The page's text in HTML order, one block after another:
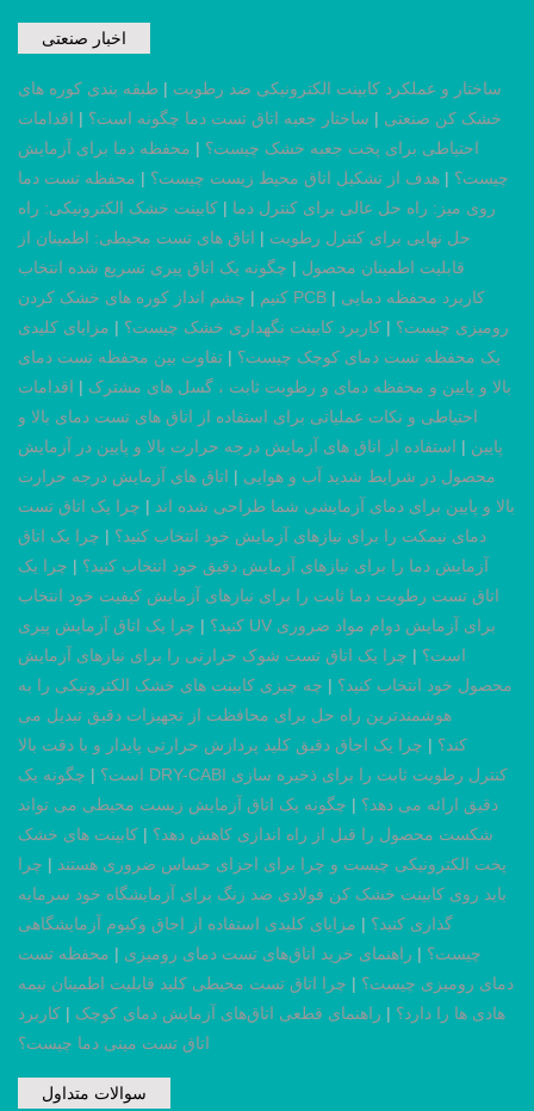
اخبار صنعتی
ساختار و عملکرد کابینت الکترونیکی ضد رطوبت | طبقه بندی کوره های
خشک کن صنعتی | ساختار جعبه اتاق تست دما چگونه است؟ | اقدامات
احتیاطی برای پخت جعبه خشک چیست؟ | محفظه دما برای آزمایش
چیست؟ | هدف از تشکیل اتاق محیط زیست چیست؟ | محفظه تست دما
روی میز: راه حل عالی برای کنترل دما | کابینت خشک الکترونیکی: راه
حل نهایی برای کنترل رطوبت | اتاق های تست محیطی: اطمینان از
قابلیت اطمینان محصول | چگونه یک اتاق پیری تسریع شده انتخاب
کنیم | چشم انداز کوره های خشک کردن PCB | کاربرد محفظه دمایی
رومیزی چیست؟ | کاربرد کابینت نگهداری خشک چیست؟ | مزایای کلیدی
یک محفظه تست دمای کوچک چیست؟ | تفاوت بین محفظه تست دمای
بالا و پایین و محفظه دمای و رطوبت ثابت ، گسل های مشترک | اقدامات
احتیاطی و نکات عملیاتی برای استفاده از اتاق های تست دمای بالا و
پایین | استفاده از اتاق های آزمایش درجه حرارت بالا و پایین در آزمایش
محصول در شرایط شدید آب و هوایی | اتاق های آزمایش درجه حرارت
بالا و پایین برای دمای آزمایشی شما طراحی شده اند | چرا یک اتاق تست
دمای نیمکت را برای نیازهای آزمایش خود انتخاب کنید؟ | چرا یک اتاق
آزمایش دما را برای نیازهای آزمایش دقیق خود انتخاب کنید؟ | چرا یک
اتاق تست رطوبت دما ثابت را برای نیازهای آزمایش کیفیت خود انتخاب
کنید؟ | چرا یک اتاق آزمایش پیری UV برای آزمایش دوام مواد ضروری
است؟ | چرا یک اتاق تست شوک حرارتی را برای نیازهای آزمایش
محصول خود انتخاب کنید؟ | چه چیزی کابینت های خشک الکترونیکی را به
هوشمندترین راه حل برای محافظت از تجهیزات دقیق تبدیل می
کند؟ | چرا یک اجاق دقیق کلید پردازش حرارتی پایدار و با دقت بالا
است؟ | چگونه یک DRY-CABI کنترل رطوبت ثابت را برای ذخیره سازی
دقیق ارائه می دهد؟ | چگونه یک اتاق آزمایش زیست محیطی می تواند
شکست محصول را قبل از راه اندازی کاهش دهد؟ | کابینت های خشک
پخت الکترونیکی چیست و چرا برای اجزای حساس ضروری هستند | چرا
باید روی کابینت خشک کن فولادی ضد زنگ برای آزمایشگاه خود سرمایه
گذاری کنید؟ | مزایای کلیدی استفاده از اجاق وکیوم آزمایشگاهی
چیست؟ | راهنمای خرید اتاق‌های تست دمای رومیزی | محفظه تست
دمای رومیزی چیست؟ | چرا اتاق تست محیطی کلید قابلیت اطمینان نیمه
هادی ها را دارد؟ | راهنمای قطعی اتاق‌های آزمایش دمای کوچک | کاربرد
اتاق تست مینی دما چیست؟
سوالات متداول